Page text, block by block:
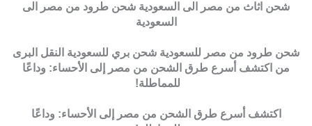
شحن اثاث من مصر الى السعودية شحن طرود من مصر الى
السعودية
شحن طرود من مصر للسعودية شحن بري للسعودية النقل البرى
من اكتشف أسرع طرق الشحن من مصر إلى الأحساء: وداعًا
للمماطلة!
اكتشف أسرع طرق الشحن من مصر إلى الأحساء: وداعًا